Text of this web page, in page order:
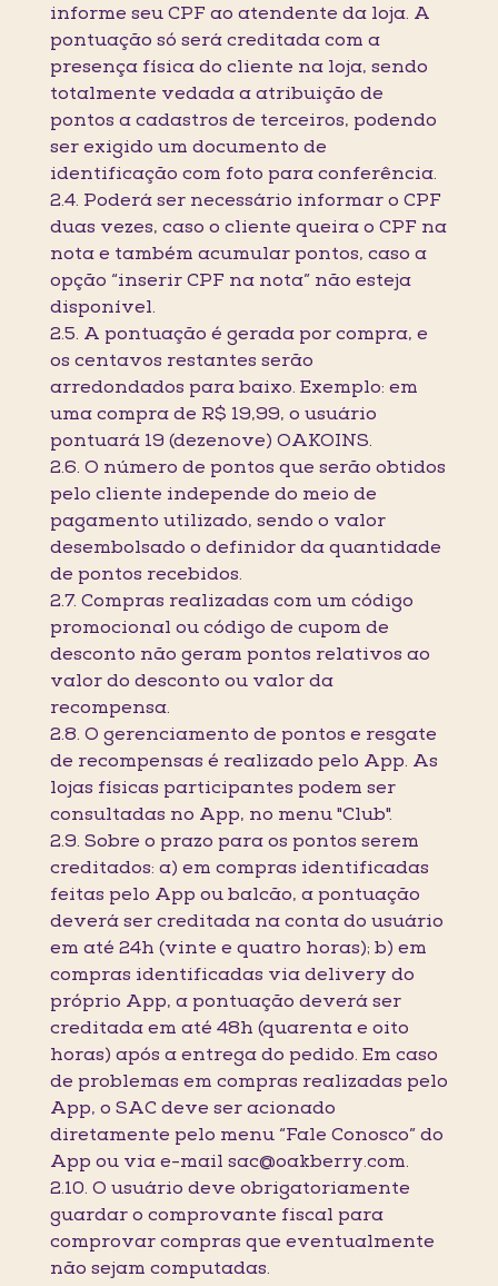
informe seu CPF ao atendente da loja. A
pontuação só será creditada com a
presença física do cliente na loja, sendo
totalmente vedada a atribuição de
pontos a cadastros de terceiros, podendo
ser exigido um documento de
identificação com foto para conferência.
2.4. Poderá ser necessário informar o CPF
duas vezes, caso o cliente queira o CPF na
nota e também acumular pontos, caso a
opção “inserir CPF na nota” não esteja
disponível.
2.5. A pontuação é gerada por compra, e
os centavos restantes serão
arredondados para baixo. Exemplo: em
uma compra de R$ 19,99, o usuário
pontuará 19 (dezenove) OAKOINS.
2.6. O número de pontos que serão obtidos
pelo cliente independe do meio de
pagamento utilizado, sendo o valor
desembolsado o definidor da quantidade
de pontos recebidos.
2.7. Compras realizadas com um código
promocional ou código de cupom de
desconto não geram pontos relativos ao
valor do desconto ou valor da
recompensa.
2.8. O gerenciamento de pontos e resgate
de recompensas é realizado pelo App. As
lojas físicas participantes podem ser
consultadas no App, no menu "Club".
2.9. Sobre o prazo para os pontos serem
creditados: a) em compras identificadas
feitas pelo App ou balcão, a pontuação
deverá ser creditada na conta do usuário
em até 24h (vinte e quatro horas); b) em
compras identificadas via delivery do
próprio App, a pontuação deverá ser
creditada em até 48h (quarenta e oito
horas) após a entrega do pedido. Em caso
de problemas em compras realizadas pelo
App, o SAC deve ser acionado
diretamente pelo menu “Fale Conosco” do
App ou via e-mail sac@oakberry.com.
2.10. O usuário deve obrigatoriamente
guardar o comprovante fiscal para
comprovar compras que eventualmente
não sejam computadas.